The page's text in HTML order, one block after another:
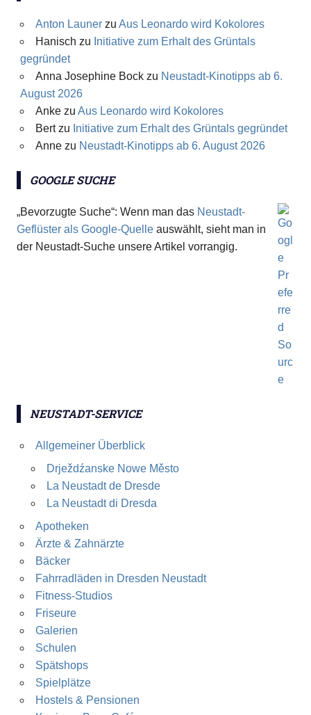
Anton Launerzu Aus Leonardo wird Kokolores
Hanisch zu Initiative zum Erhalt des Grüntals
gegründet
Anna Josephine Bockzu Neustadt-Kinotipps ab 6.
August 2026
Ankezu Aus Leonardo wird Kokolores
Bertzu Initiative zum Erhalt des Grüntals gegründet
Annezu Neustadt-Kinotipps ab 6. August 2026
GOOGLE SUCHE
„Bevorzugte Suche“: Wenn man das Neustadt-
Geflüster als Google-Quelle auswählt, sieht man in
der Neustadt-Suche unsere Artikel vorrangig.
NEUSTADT-SERVICE
Allgemeiner Überblick
Drježdźanske Nowe Město
La Neustadt de Dresde
La Neustadt di Dresda
Apotheken
Ärzte & Zahnärzte
Bäcker
Fahrradläden in Dresden Neustadt
Fitness-Studios
Friseure
Galerien
Schulen
Spätshops
Spielplätze
Hostels & Pensionen